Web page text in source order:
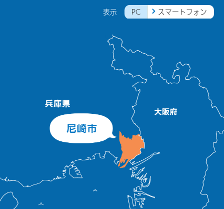
表示 PC スマートフォン